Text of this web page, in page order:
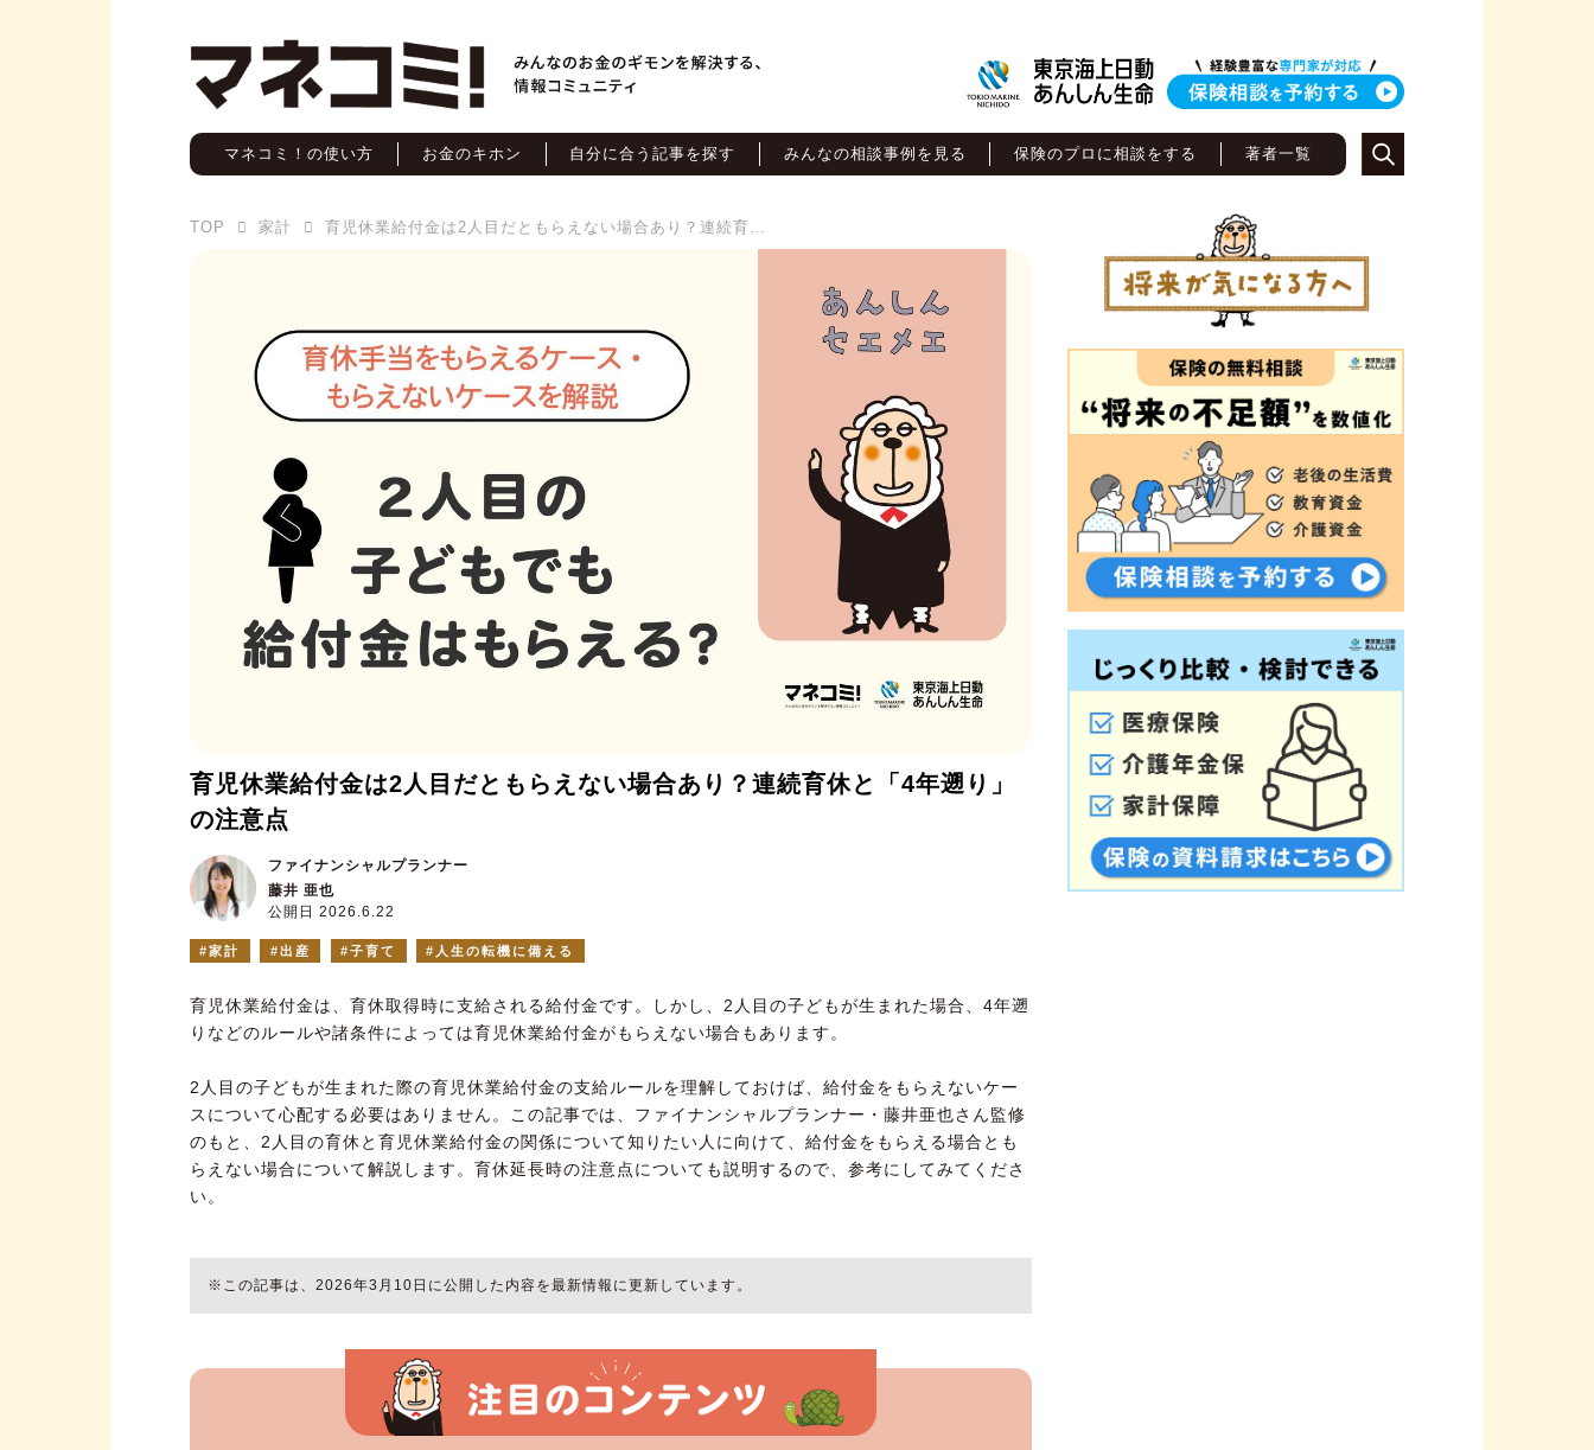
マネコミ！の使い方 お金のキホン 自分に合う記事を探す みんなの相談事例を見る 保険のプロに相談をする 著者一覧
TOP 家計 育児休業給付金は2人目だともらえない場合あり？連続育休と「4年遡り」の注意点
育児休業給付金は2人目だともらえない場合あり？連続育休と「4年遡り」
の注意点
公開日 2026.6.22
ファイナンシャルプランナー
藤井 亜也
家計 出産 子育て 人生の転機に備える
育児休業給付金は、育休取得時に支給される給付金です。しかし、2人目の子どもが生まれた場合、4年遡
りなどのルールや諸条件によっては育児休業給付金がもらえない場合もあります。
2人目の子どもが生まれた際の育児休業給付金の支給ルールを理解しておけば、給付金をもらえないケー
スについて心配する必要はありません。この記事では、ファイナンシャルプランナー・藤井亜也さん監修
のもと、2人目の育休と育児休業給付金の関係について知りたい人に向けて、給付金をもらえる場合とも
らえない場合について解説します。育休延長時の注意点についても説明するので、参考にしてみてくださ
い。
※この記事は、2026年3月10日に公開した内容を最新情報に更新しています。